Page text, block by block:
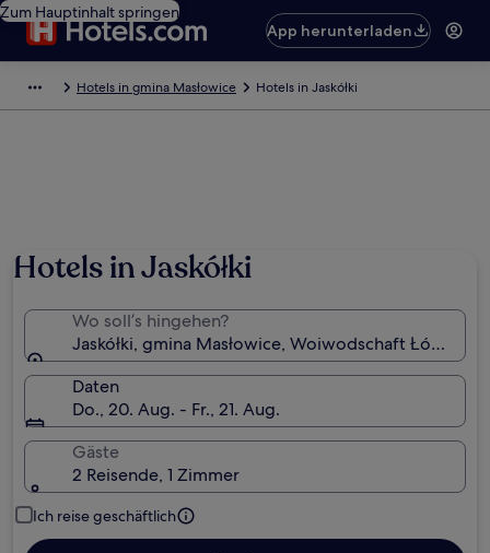
Zum Hauptinhalt springen
App herunterladen
Hotels in gmina Masłowice Hotels in Jaskółki
Hotels in Jaskółki
Wo soll’s hingehen?
Jaskółki, gmina Masłowice, Woiwodschaft Łódź,
Daten
Do., 20. Aug. - Fr., 21. Aug.
Gäste
2 Reisende, 1 Zimmer
Ich reise geschäftlich